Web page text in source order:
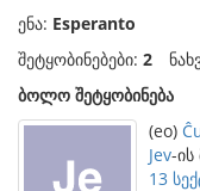
ენა: Esperanto
შეტყობინებები: 2
ბოლო შეტყობინება
(eo)
Jev-ის
13